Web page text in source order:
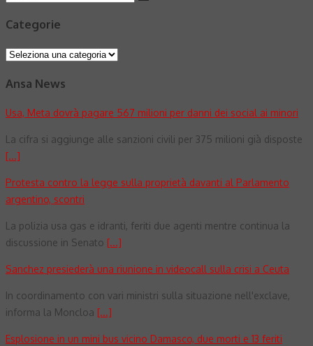
Search
Categorie
Categorie
Ansa News
Usa, Meta dovrà pagare 567 milioni per danni dei social ai minori
La cifra si aggiunge alle sanzioni civili per 375 milioni già disposte
[...]
Protesta contro la legge sulla proprietà davanti al Parlamento
argentino, scontri
La polizia usa gas e idranti, feriti due agenti mentre continua la
discussione in Senato [...]
Sanchez presiederà una riunione in videocall sulla crisi a Ceuta
In coordinamento con vari ministri sulla situazione nell'exclave,
informa la Moncloa [...]
Esplosione in un mini bus vicino Damasco, due morti e 13 feriti